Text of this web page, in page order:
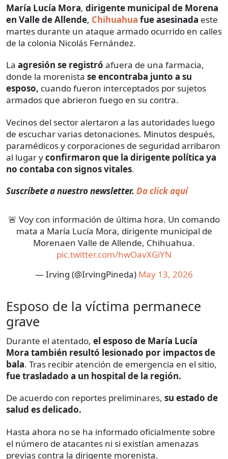
María Lucía Mora, dirigente municipal de Morena
en Valle de Allende, Chihuahua fue asesinada este
martes durante un ataque armado ocurrido en calles
de la colonia Nicolás Fernández.
La agresión se registró afuera de una farmacia,
donde la morenista se encontraba junto a su
esposo, cuando fueron interceptados por sujetos
armados que abrieron fuego en su contra.
Vecinos del sector alertaron a las autoridades luego
de escuchar varias detonaciones. Minutos después,
paramédicos y corporaciones de seguridad arribaron
al lugar yconfirmaron que la dirigente política ya
no contaba con signos vitales.
Suscríbete a nuestro newsletter. Da click aquí
🚨 Voy con información de última hora. Un comando
mata a María Lucía Mora, dirigente municipal de
Morenaen Valle de Allende, Chihuahua.
pic.twitter.com/hwOavXGiYN
— Irving (@IrvingPineda) May 13, 2026
Esposo de la víctima permanece
grave
Durante el atentado, el esposo de María Lucía
Mora también resultó lesionado por impactos de
bala. Tras recibir atención de emergencia en el sitio,
fue trasladado a un hospital de la región.
De acuerdo con reportes preliminares, su estado de
salud es delicado.
Hasta ahora no se ha informado oficialmente sobre
el número de atacantes ni si existían amenazas
previas contra la dirigente morenista.